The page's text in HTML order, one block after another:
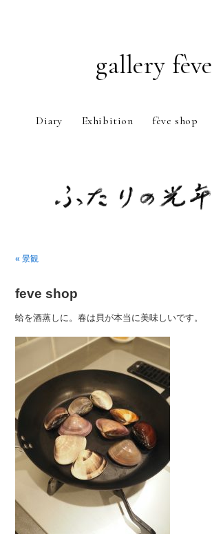
gallery fève
Diary Exhibition fève shop
« 景観
feve shop
蛤を酒蒸しに。春は貝が本当に美味しいです。